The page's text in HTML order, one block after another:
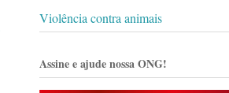
Violência contra animais
Assine e ajude nossa ONG!